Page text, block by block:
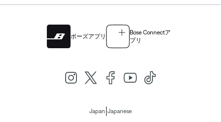
ボーズアプリ
Bose Connectア
プリ
Japan Japanese